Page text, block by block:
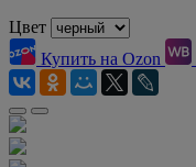
Цвет
Купить на Ozon